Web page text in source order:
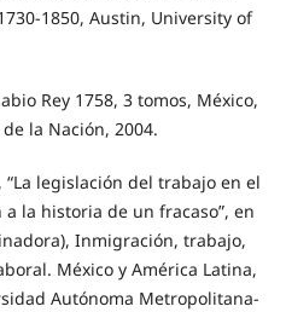
1850, Austin, University of
Rey 1758, 3 tomos, México,
la Nación, 2004.
“La legislación del trabajo en el
la historia de un fracaso”, en
Inmigración, trabajo,
México y América Latina,
Autónoma Metropolitana-